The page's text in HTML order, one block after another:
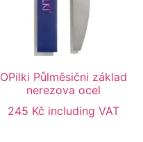
OPilki Půlměsični základ
nerezova ocel
245 Kč including VAT